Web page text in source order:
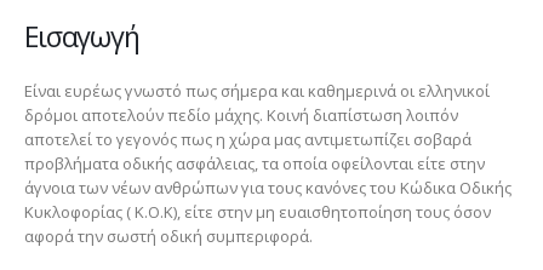
Εισαγωγή
Είναι ευρέως γνωστό πως σήμερα και καθημερινά οι ελληνικοί
δρόμοι αποτελούν πεδίο μάχης. Κοινή διαπίστωση λοιπόν
αποτελεί το γεγονός πως η χώρα μας αντιμετωπίζει σοβαρά
προβλήματα οδικής ασφάλειας, τα οποία οφείλονται είτε στην
άγνοια των νέων ανθρώπων για τους κανόνες του Κώδικα Οδικής
Κυκλοφορίας ( Κ.Ο.Κ), είτε στην μη ευαισθητοποίηση τους όσον
αφορά την σωστή οδική συμπεριφορά.